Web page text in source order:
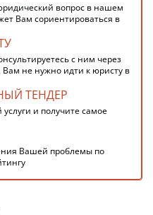
вопрос в нашем
Вам сориентироваться в
с ним через
Вам не нужно идти к юристу в
ТЕНДЕР
и получите самое
Вашей проблемы по